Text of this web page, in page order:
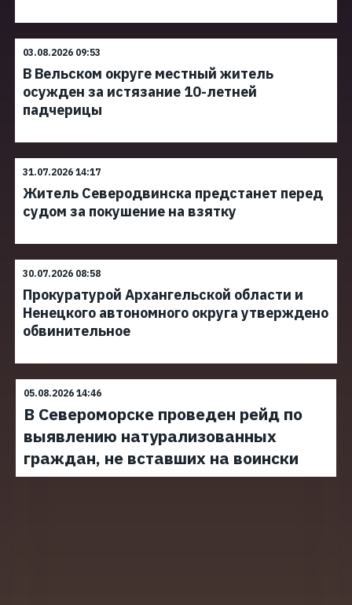
03.08.2026 09:53
В Вельском округе местный житель
осужден за истязание 10-летней
падчерицы
31.07.2026 14:17
Житель Северодвинска предстанет перед
судом за покушение на взятку
30.07.2026 08:58
Прокуратурой Архангельской области и
Ненецкого автономного округа утверждено
обвинительное
05.08.2026 14:46
В Североморске проведен рейд по
выявлению натурализованных
граждан, не вставших на воински